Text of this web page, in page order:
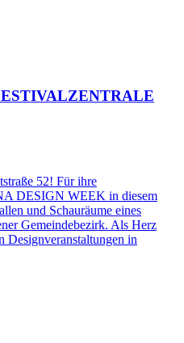
52! Für ihre
DESIGN WEEK in diesem
und Schauräume eines
Gemeindebezirk. Als Herz
Designveranstaltungen in